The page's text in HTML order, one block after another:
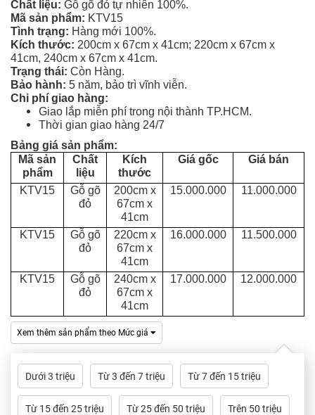
Tủ
Rượu
Tủ
Kệ
Thờ
Văn
Phòng
Khác
Giới
Thiệu
Dự
Án
Kiến
Thức
Chất liệu: Gỗ gõ đỏ tự nhiên 100%.
Mã sản phẩm: KTV15
Tình trạng: Hàng mới 100%.
Kích thước: 200cm x 67cm x 41cm; 220cm x 67cm x
41cm, 240cm x 67cm x 41cm.
Trạng thái: Còn Hàng.
Bảo hành: 5 năm, bảo trì vĩnh viễn.
Chi phí giao hàng:
Giao lắp miễn phí trong nội thành TP.HCM.
Thời gian giao hàng 24/7
Bảng giá sản phẩm:
Mã sản
phẩm
Chất
liệu
Kích
thước
Giá gốc Giá bán
KTV15
Gỗ gõ
đỏ
200cm x
67cm x
41cm
15.000.000 11.000.000
KTV15
Gỗ gõ
đỏ
220cm x
67cm x
41cm
16.000.000 11.500.000
KTV15
Gỗ gõ
đỏ
240cm x
67cm x
41cm
17.000.000 12.000.000
Xem thêm sản phẩm theo Mức giá
Dưới 3 triệu Từ 3 đến 7 triệu Từ 7 đến 15 triệu
Từ 15 đến 25 triệu Từ 25 đến 50 triệu Trên 50 triệu